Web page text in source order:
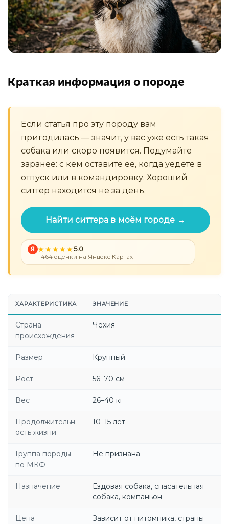
Краткая информация о породе
Если статья про эту породу вам
пригодилась — значит, у вас уже есть такая
собака или скоро появится. Подумайте
заранее: с кем оставите её, когда уедете в
отпуск или в командировку. Хороший
ситтер находится не за день.
Найти ситтера в моём городе →
Я 5.0
464 оценки на Яндекс Картах
ХАРАКТЕРИСТИКА ЗНАЧЕНИЕ
Страна
происхождения
Чехия
Размер Крупный
Рост 56–70 см
Вес 26–40 кг
Продолжительн
ость жизни
10–15 лет
Группа породы
по МКФ
Не признана
Назначение
Ездовая собака, спасательная
собака, компаньон
Цена
Зависит от питомника, страны